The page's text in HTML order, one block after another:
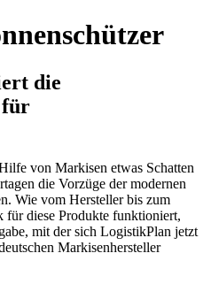
die
für
von Markisen etwas Schatten
die Vorzüge der modernen
Wie vom Hersteller bis zum
für diese Produkte funktioniert,
mit der sich LogistikPlan jetzt
Markisenhersteller